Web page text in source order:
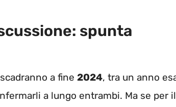
spunta
scadranno a fine 2024, tra un anno
a lungo entrambi. Ma se per il